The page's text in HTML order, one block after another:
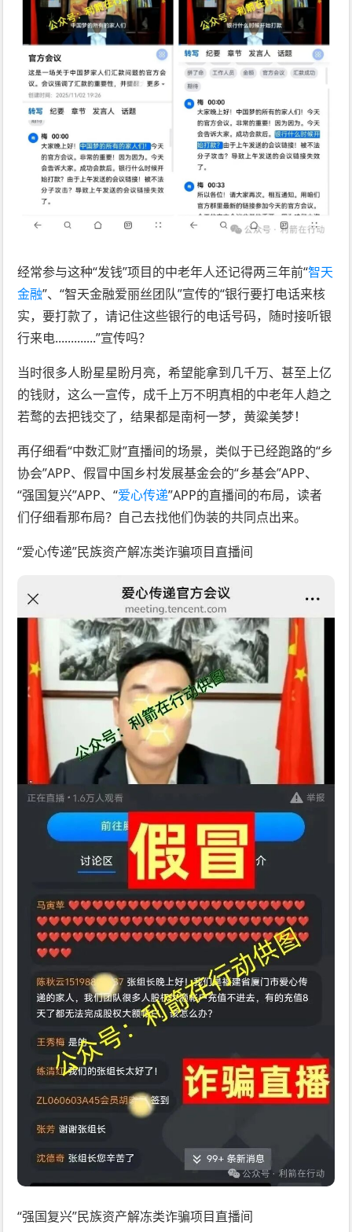
经常参与这种“发钱”项目的中老年人还记得两三年前“智天
金融”、“智天金融爱丽丝团队”宣传的“银行要打电话来核
实，要打款了，请记住这些银行的电话号码，随时接听银
行来电.............”宣传吗？
当时很多人盼星星盼月亮，希望能拿到几千万、甚至上亿
的钱财，这么一宣传，成千上万不明真相的中老年人趋之
若鹜的去把钱交了，结果都是南柯一梦，黄粱美梦！
再仔细看“中数汇财”直播间的场景，类似于已经跑路的“乡
协会”APP、假冒中国乡村发展基金会的“乡基会”APP、
“强国复兴”APP、“爱心传递”APP的直播间的布局，读者
们仔细看那布局？自己去找他们伪装的共同点出来。
“爱心传递”民族资产解冻类诈骗项目直播间
“强国复兴”民族资产解冻类诈骗项目直播间